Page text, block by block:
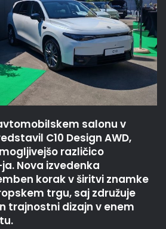
salonu v
C10 Design AWD,
različico
Nova izvedenka
korak v širitvi znamke
trgu, saj združuje
trajnostni dizajn v enem